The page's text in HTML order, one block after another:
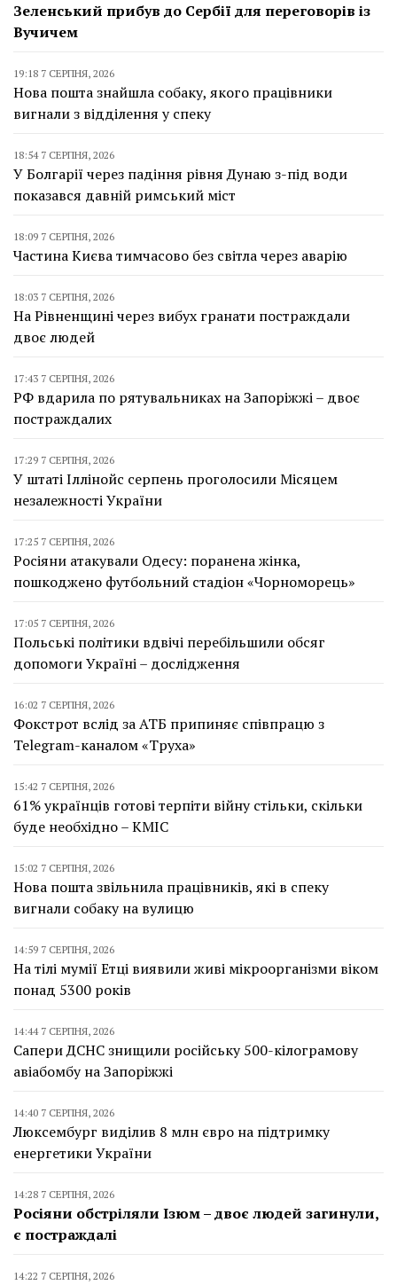
Зеленський прибув до Сербії для переговорів із
Вучичем
19:18 7 СЕРПНЯ, 2026
Нова пошта знайшла собаку, якого працівники
вигнали з відділення у спеку
18:54 7 СЕРПНЯ, 2026
У Болгарії через падіння рівня Дунаю з-під води
показався давній римський міст
18:09 7 СЕРПНЯ, 2026
Частина Києва тимчасово без світла через аварію
18:03 7 СЕРПНЯ, 2026
На Рівненщині через вибух гранати постраждали
двоє людей
17:43 7 СЕРПНЯ, 2026
РФ вдарила по рятувальниках на Запоріжжі – двоє
постраждалих
17:29 7 СЕРПНЯ, 2026
У штаті Іллінойс серпень проголосили Місяцем
незалежності України
17:25 7 СЕРПНЯ, 2026
Росіяни атакували Одесу: поранена жінка,
пошкоджено футбольний стадіон «Чорноморець»
17:05 7 СЕРПНЯ, 2026
Польські політики вдвічі перебільшили обсяг
допомоги Україні – дослідження
16:02 7 СЕРПНЯ, 2026
Фокстрот вслід за АТБ припиняє співпрацю з
Telegram-каналом «Труха»
15:42 7 СЕРПНЯ, 2026
61% українців готові терпіти війну стільки, скільки
буде необхідно – КМІС
15:02 7 СЕРПНЯ, 2026
Нова пошта звільнила працівників, які в спеку
вигнали собаку на вулицю
14:59 7 СЕРПНЯ, 2026
На тілі мумії Етці виявили живі мікроорганізми віком
понад 5300 років
14:44 7 СЕРПНЯ, 2026
Сапери ДСНС знищили російську 500-кілограмову
авіабомбу на Запоріжжі
14:40 7 СЕРПНЯ, 2026
Люксембург виділив 8 млн євро на підтримку
енергетики України
14:28 7 СЕРПНЯ, 2026
Росіяни обстріляли Ізюм – двоє людей загинули,
є постраждалі
14:22 7 СЕРПНЯ, 2026